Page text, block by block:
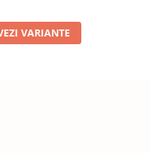
VARIANTE